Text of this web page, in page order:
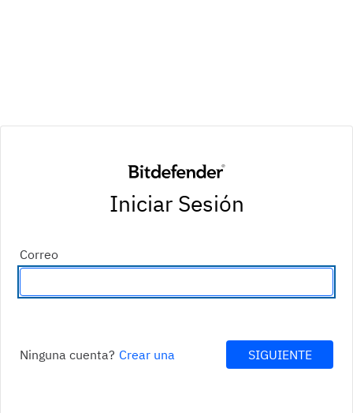
Iniciar Sesión
Correo
Introduzca una dirección de correo electrónico
SIGUIENTE
Ninguna cuenta? Crear una